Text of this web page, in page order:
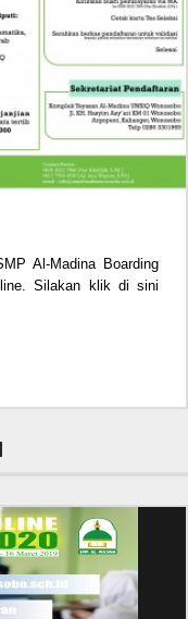
Al-Madina Boarding
Silakan klik di sini